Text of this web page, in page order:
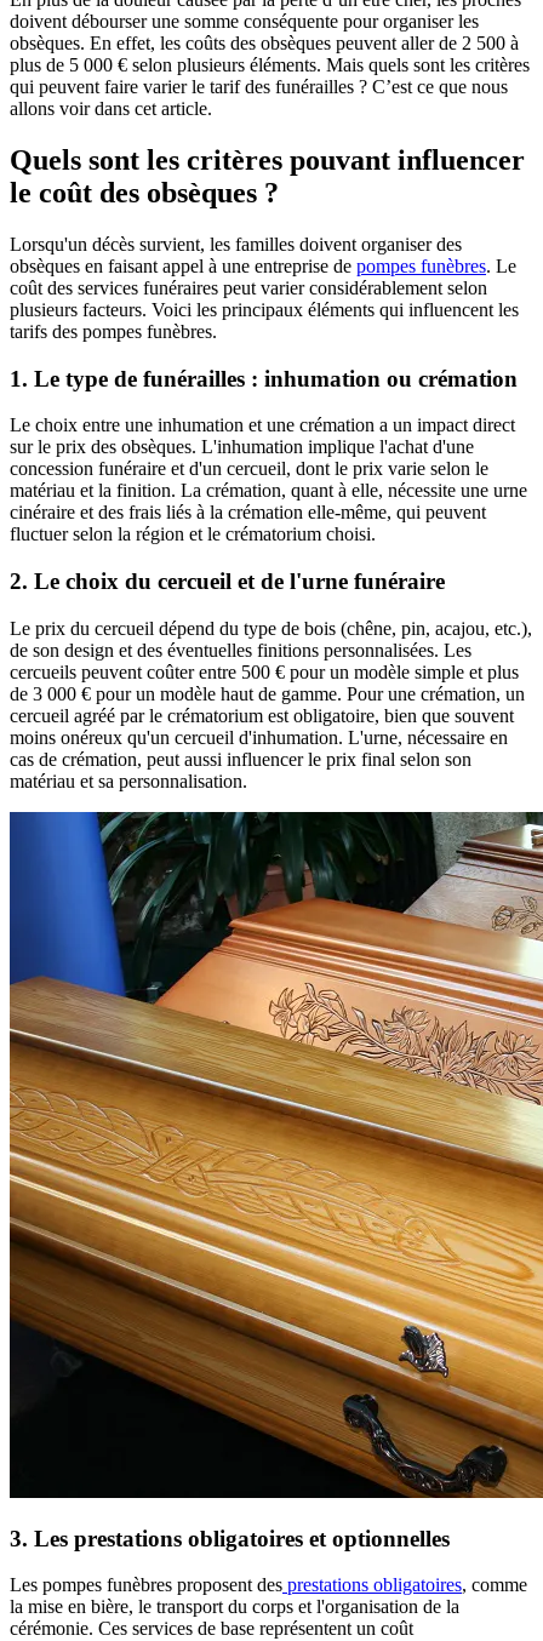
doivent débourser une somme conséquente pour organiser les
obsèques. En effet, les coûts des obsèques peuvent aller de 2 500 à
plus de 5 000 € selon plusieurs éléments. Mais quels sont les critères
qui peuvent faire varier le tarif des funérailles ? C’est ce que nous
allons voir dans cet article.
Quels sont les critères pouvant influencer
le coût des obsèques ?
Lorsqu'un décès survient, les familles doivent organiser des
obsèques en faisant appel à une entreprise de pompes funèbres. Le
coût des services funéraires peut varier considérablement selon
plusieurs facteurs. Voici les principaux éléments qui influencent les
tarifs des pompes funèbres.
1. Le type de funérailles : inhumation ou crémation
Le choix entre une inhumation et une crémation a un impact direct
sur le prix des obsèques. L'inhumation implique l'achat d'une
concession funéraire et d'un cercueil, dont le prix varie selon le
matériau et la finition. La crémation, quant à elle, nécessite une urne
cinéraire et des frais liés à la crémation elle-même, qui peuvent
fluctuer selon la région et le crématorium choisi.
2. Le choix du cercueil et de l'urne funéraire
Le prix du cercueil dépend du type de bois (chêne, pin, acajou, etc.),
de son design et des éventuelles finitions personnalisées. Les
cercueils peuvent coûter entre 500 € pour un modèle simple et plus
de 3 000 € pour un modèle haut de gamme. Pour une crémation, un
cercueil agréé par le crématorium est obligatoire, bien que souvent
moins onéreux qu'un cercueil d'inhumation. L'urne, nécessaire en
cas de crémation, peut aussi influencer le prix final selon son
matériau et sa personnalisation.
3. Les prestations obligatoires et optionnelles
Les pompes funèbres proposent des prestations obligatoires, comme
la mise en bière, le transport du corps et l'organisation de la
cérémonie. Ces services de base représentent un coût